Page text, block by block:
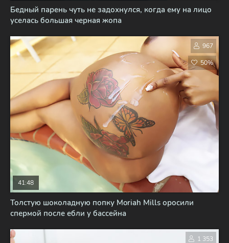
Бедный парень чуть не задохнулся, когда ему на лицо
уселась большая черная жопа
Толстую шоколадную попку Moriah Mills оросили
спермой после ебли у бассейна
41:48
967
50%
1 353